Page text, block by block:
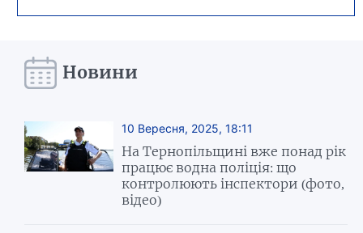
Новини
10 Вересня, 2025, 18:11
На Тернопільщині вже понад рік
працює водна поліція: що
контролюють інспектори (фото,
відео)